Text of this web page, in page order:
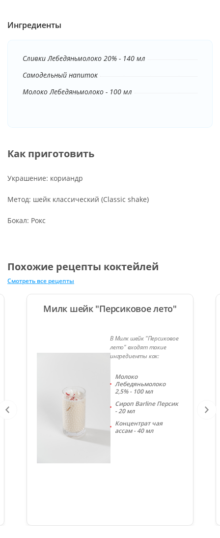
Ингредиенты
Сливки Лебедяньмолоко 20% - 140 мл
Самодельный напиток
Молоко Лебедяньмолоко - 100 мл
Как приготовить
Украшение: кориандр
Метод: шейк классический (Classic shake)
Бокал: Рокс
Похожие рецепты коктейлей
Смотреть все рецепты
Милк шейк "Персиковое лето"
В Милк шейк "Персиковое
лето" входят такие
ингредиенты как:
Молоко
Лебедяньмолоко
2,5% - 100 мл
Сироп Barline Персик
- 20 мл
Концентрат чая
ассам - 40 мл